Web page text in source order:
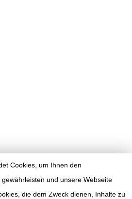
Cookies, um Ihnen den
und unsere Webseite
die dem Zweck dienen, Inhalte zu